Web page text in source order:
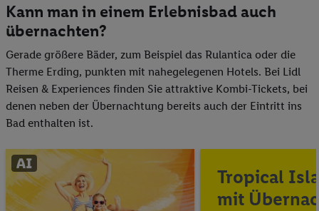
Kann man in einem Erlebnisbad auch
übernachten?
Gerade größere Bäder, zum Beispiel das Rulantica oder die
Therme Erding, punkten mit nahegelegenen Hotels. Bei Lidl
Reisen & Experiences finden Sie attraktive Kombi-Tickets, bei
denen neben der Übernachtung bereits auch der Eintritt ins
Bad enthalten ist.
Tropical
mit